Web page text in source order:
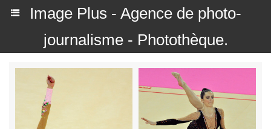
Image Plus - Agence de photo-
journalisme - Photothèque.